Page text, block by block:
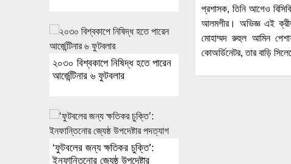
২০৩০ বিশ্বকাপে নিষিদ্ধ হতে পারেন
আর্জেন্টিনার ৬ ফুটবলার
‘ফুটবলের জন্য ক্ষতিকর চুক্তি’:
ইনফান্তিনোর জ্যেষ্ঠ উপদেষ্টার
প্রশাসক, তিনি আগেও বিসিবি
আলমগীর। অভিজ্ঞ এই
মোহাম্মদ রুহুল আমিন
কোঅর্ডিনেটর, তার বাড়ি